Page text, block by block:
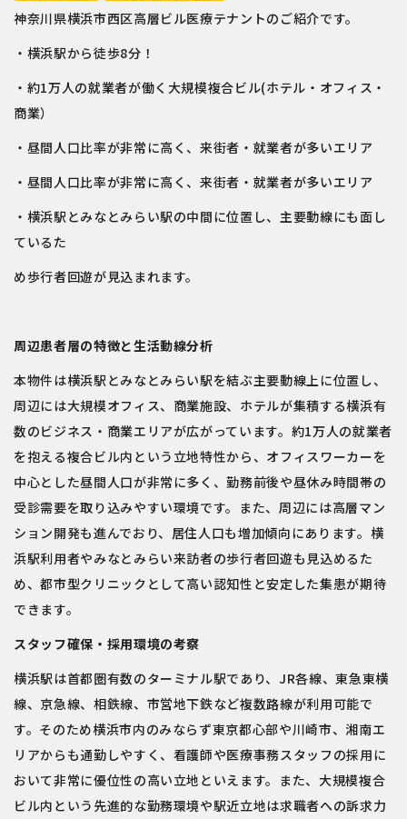
神奈川県横浜市西区高層ビル医療テナントのご紹介です。
・横浜駅から徒歩8分！
・約1万人の就業者が働く大規模複合ビル(ホテル・オフィス・
商業）
・昼間人口比率が非常に高く、来街者・就業者が多いエリア
・昼間人口比率が非常に高く、来街者・就業者が多いエリア
・横浜駅とみなとみらい駅の中間に位置し、主要動線にも面し
ているた
め歩行者回遊が見込まれます。
周辺患者層の特徴と生活動線分析
本物件は横浜駅とみなとみらい駅を結ぶ主要動線上に位置し、
周辺には大規模オフィス、商業施設、ホテルが集積する横浜有
数のビジネス・商業エリアが広がっています。約1万人の就業者
を抱える複合ビル内という立地特性から、オフィスワーカーを
中心とした昼間人口が非常に多く、勤務前後や昼休み時間帯の
受診需要を取り込みやすい環境です。また、周辺には高層マン
ション開発も進んでおり、居住人口も増加傾向にあります。横
浜駅利用者やみなとみらい来訪者の歩行者回遊も見込めるた
め、都市型クリニックとして高い認知性と安定した集患が期待
できます。
スタッフ確保・採用環境の考察
横浜駅は首都圏有数のターミナル駅であり、JR各線、東急東横
線、京急線、相鉄線、市営地下鉄など複数路線が利用可能で
す。そのため横浜市内のみならず東京都心部や川崎市、湘南エ
リアからも通勤しやすく、看護師や医療事務スタッフの採用に
おいて非常に優位性の高い立地といえます。また、大規模複合
ビル内という先進的な勤務環境や駅近立地は求職者への訴求力